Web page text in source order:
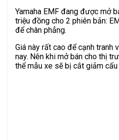
Yamaha EMF đang được mở
triệu đồng cho 2 phiên bản:
để chân phẳng.
Giá này rất cao để cạnh tranh
nay. Nên khi mở bán cho thị
thể mẫu xe sẽ bị cắt giảm cấu